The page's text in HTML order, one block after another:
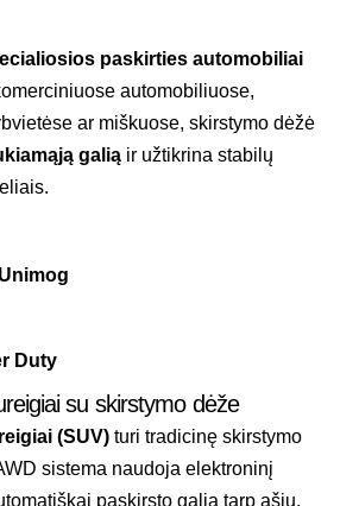
paskirties automobiliai
automobiliuose,
ar miškuose, skirstymo dėžė
galią ir užtikrina stabilų
Duty
su skirstymo dėže
(SUV) turi tradicinę skirstymo
sistema naudoja elektroninį
paskirsto galią tarp ašių.